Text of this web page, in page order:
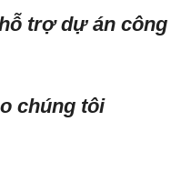
trợ dự án công
chúng tôi